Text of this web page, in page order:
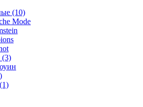
(10)
Mode
(3)